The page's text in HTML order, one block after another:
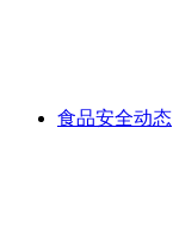
食品安全动态